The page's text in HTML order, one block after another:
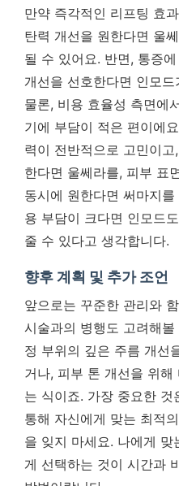
만약 즉각적인 리프팅 효
탄력 개선을 원한다면 울
될 수 있어요. 반면, 통증
개선을 선호한다면 인모
물론, 비용 효율성 측면에
기에 부담이 적은 편이에
력이 전반적으로 고민이
한다면 울쎄라를, 피부 표
동시에 원한다면 써마지
용 부담이 크다면 인모드
줄 수 있다고 생각합니다.
향후 계획 및 추가 조언
앞으로는 꾸준한 관리와
시술과의 병행도 고려해
정 부위의 깊은 주름 개선
거나, 피부 톤 개선을 위
는 식이죠. 가장 중요한
통해 자신에게 맞는 최적
을 잊지 마세요. 나에게 맞
게 선택하는 것이 시간과